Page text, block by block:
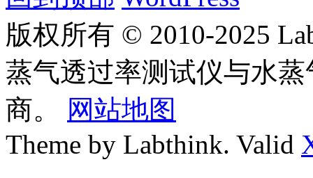
版权所有 © 2010-2025
蒸气透过率测试仪与水
商。
网站地图
Theme by Labthink. Valid